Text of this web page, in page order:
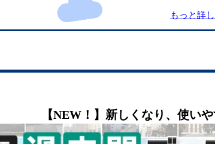
もっと詳
【NEW！】新しくなり、使い